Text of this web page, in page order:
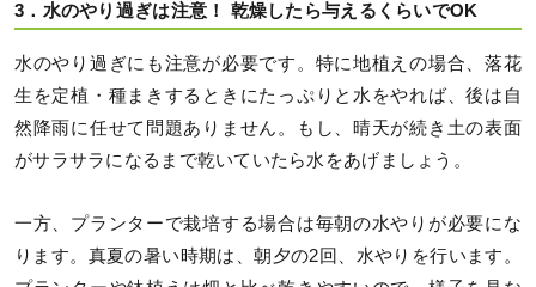
3．水のやり過ぎは注意！ 乾燥したら与えるくらいでOK
水のやり過ぎにも注意が必要です。特に地植えの場合、落花
生を定植・種まきするときにたっぷりと水をやれば、後は自
然降雨に任せて問題ありません。もし、晴天が続き土の表面
がサラサラになるまで乾いていたら水をあげましょう。
一方、プランターで栽培する場合は毎朝の水やりが必要にな
ります。真夏の暑い時期は、朝夕の2回、水やりを行います。